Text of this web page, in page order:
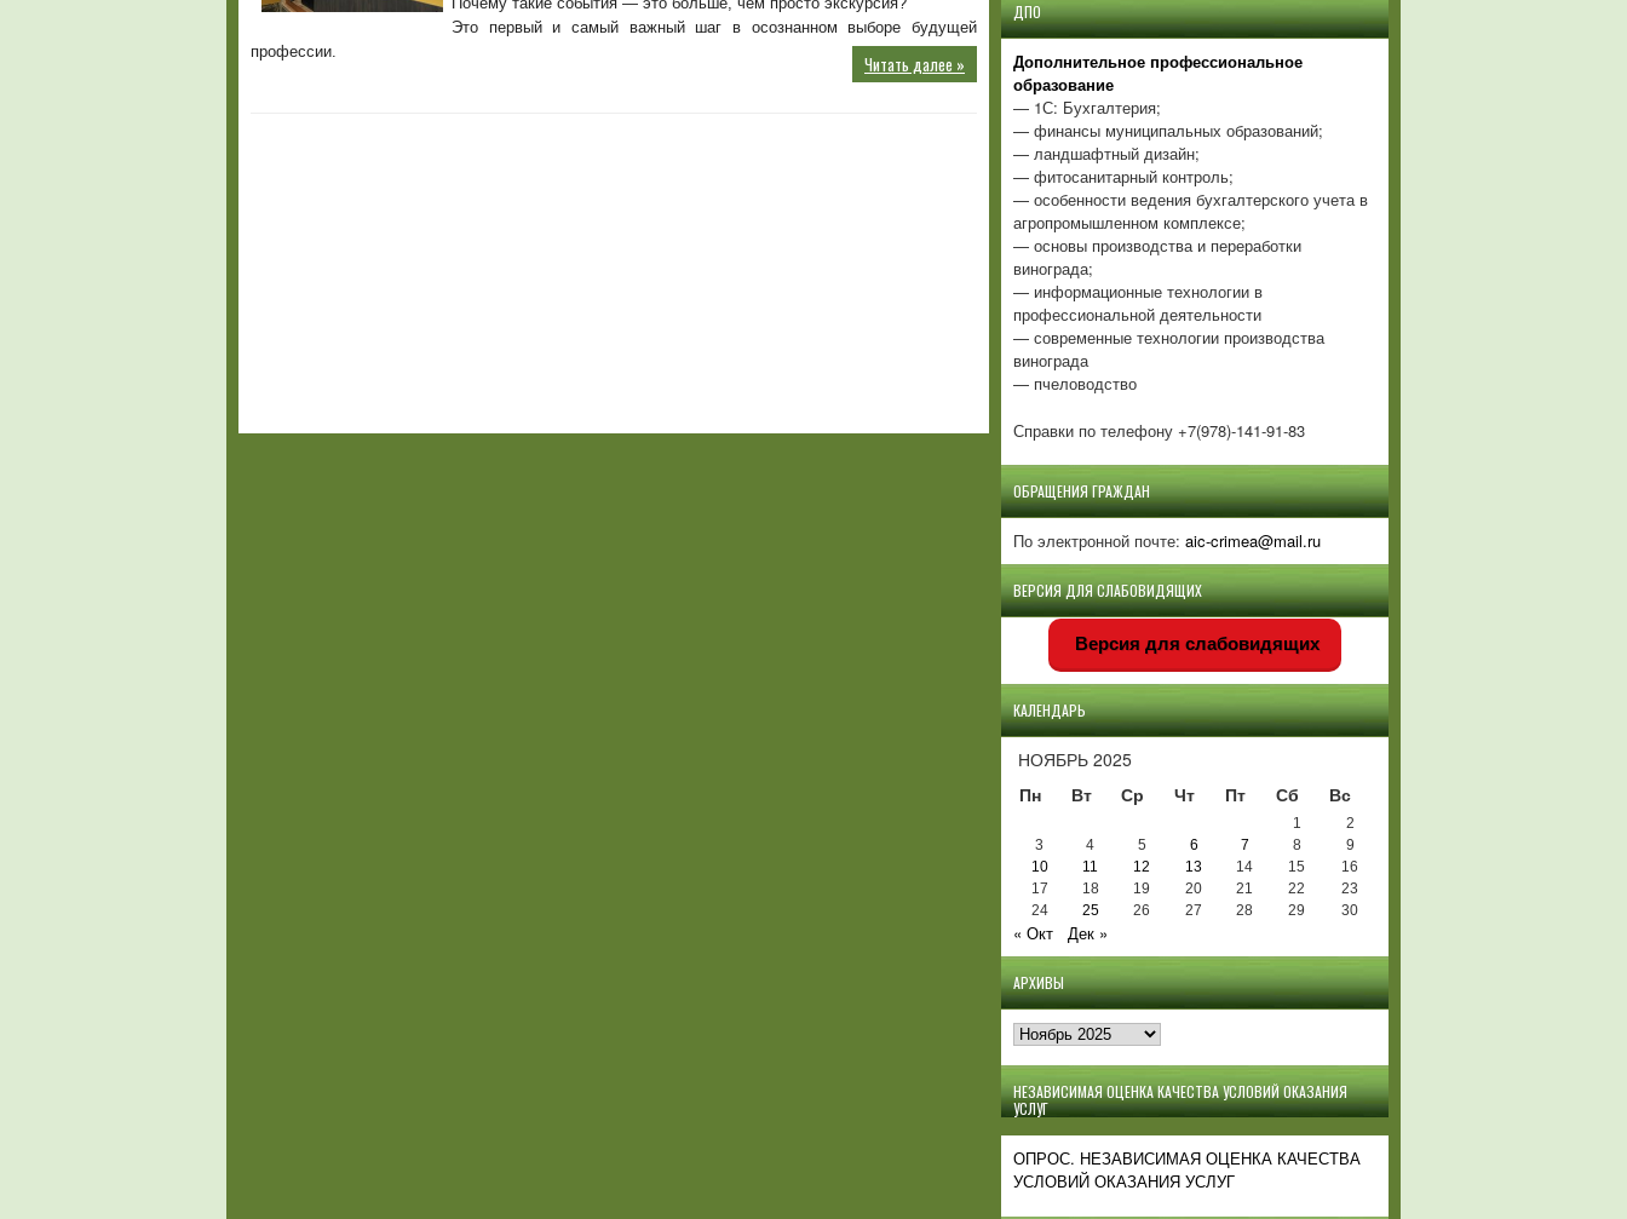
Это первый и самый важный шаг в осознанном выборе будущей
профессии.
Читать далее »
ДПО
Дополнительное профессиональное
образование
— 1С: Бухгалтерия;
— финансы муниципальных образований;
— ландшафтный дизайн;
— фитосанитарный контроль;
— особенности ведения бухгалтерского учета в
агропромышленном комплексе;
— основы производства и переработки
винограда;
— информационные технологии в
профессиональной деятельности
— современные технологии производства
винограда
— пчеловодство
Справки по телефону +7(978)-141-91-83
ОБРАЩЕНИЯ ГРАЖДАН
По электронной почте: aic-crimea@mail.ru
ВЕРСИЯ ДЛЯ СЛАБОВИДЯЩИХ
Версия для слабовидящих
КАЛЕНДАРЬ
НОЯБРЬ 2025
Пн
Вт Ср Чт Пт Сб Вс
1
2
3
4 5 6 7 8
9
10
11 12 13 14 15
16
17
18 19 20 21 22
23
24
25 26 27 28 29 30
« Окт Дек »
АРХИВЫ
Архивы
НЕЗАВИСИМАЯ ОЦЕНКА КАЧЕСТВА УСЛОВИЙ ОКАЗАНИЯ
УСЛУГ
ОПРОС. НЕЗАВИСИМАЯ ОЦЕНКА КАЧЕСТВА
УСЛОВИЙ ОКАЗАНИЯ УСЛУГ